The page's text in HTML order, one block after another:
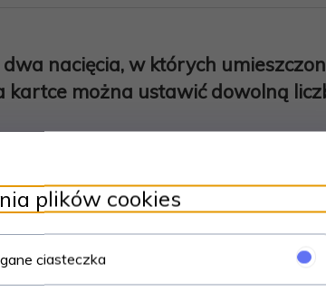
nacięcia, w których
kartce można ustawić dowolną
kopertę
plików cookies
ciasteczka